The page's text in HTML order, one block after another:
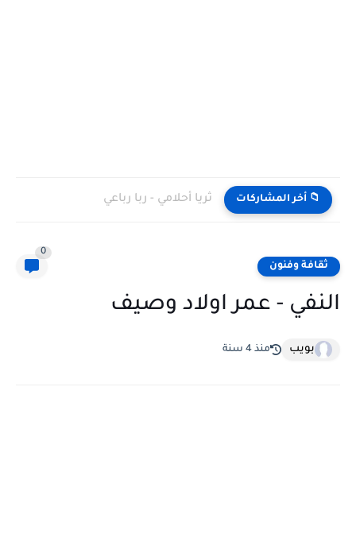
📁 أخر المشاركات ثريا أحلامي - ربا رباعي
ثقافة وفنون
0
النفي - عمر اولاد وصيف
بويب منذ 4 سنة